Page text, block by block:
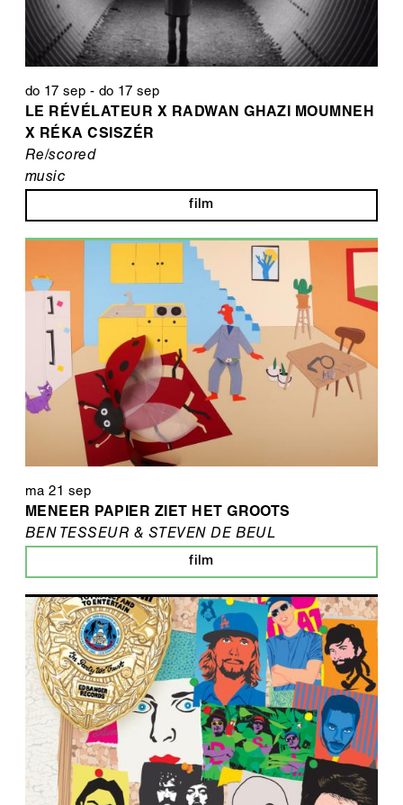
do 17 sep - do 17 sep
LE RÉVÉLATEUR X RADWAN GHAZI MOUMNEH
X RÉKA CSISZÉR
Re/scored
music
film
ma 21 sep
MENEER PAPIER ZIET HET GROOTS
BEN TESSEUR & STEVEN DE BEUL
film